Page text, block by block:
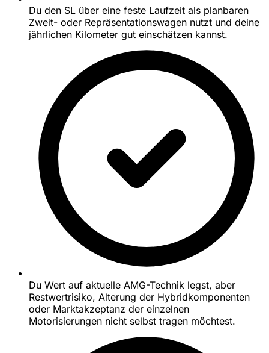
Du den SL über eine feste Laufzeit als planbaren
Zweit- oder Repräsentationswagen nutzt und deine
jährlichen Kilometer gut einschätzen kannst.
Du Wert auf aktuelle AMG-Technik legst, aber
Restwertrisiko, Alterung der Hybridkomponenten
oder Marktakzeptanz der einzelnen
Motorisierungen nicht selbst tragen möchtest.